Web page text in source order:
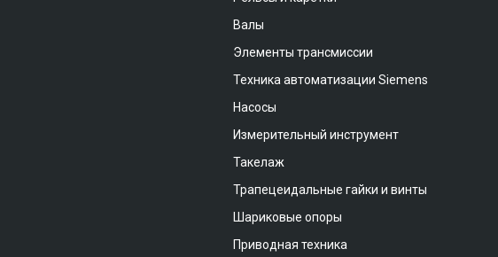
Валы
Элементы трансмиссии
Техника автоматизации Siemens
Насосы
Измерительный инструмент
Такелаж
Трапецеидальные гайки и винты
Шариковые опоры
Приводная техника